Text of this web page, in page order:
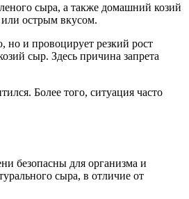
сыра, а также домашний козий
острым вкусом.
но и провоцирует резкий рост
сыр. Здесь причина запрета
Более того, ситуация часто
безопасны для организма и
сыра, в отличие от